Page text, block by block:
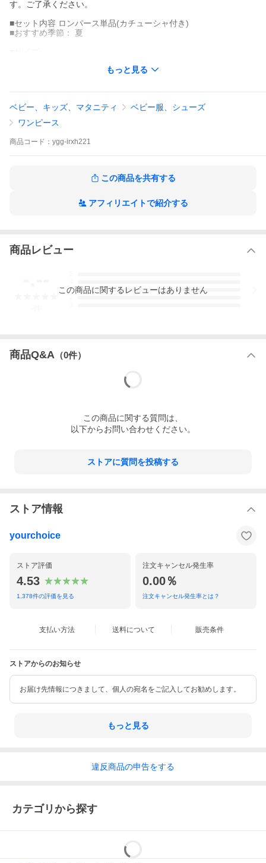
す。ご了承ください。
■セット内容 ロンパース単品(カチューシャ付き)
■おすすめ季節： 夏
80cm: 着丈 :47cm バスト:33cm 袖丈:20cm おすすめ身長70-80cm
90cm: 着丈 :50cm バスト:34cm 袖丈:21cm おすすめ身長80-90cm
※実寸は商品によって（1-3cm前後）に誤差が生じる場合がござい
ますがので、予めご了承くださいませ。
もっと見る
ベビー、キッズ、マタニティ
ベビー服、シューズ
ワンピース
商品 コード： ygg-irxh221
この商品を共有する
アフィリエイトで紹介する
商品レビュー
3
この商品に関するレビューはありません
商品Q&A （0件）
この商品に関する質問は、
以下からお問い合わせください。
ストアに質問を投稿する
ストア情報
yourchoice
ストア評価
4.53
1,378件の評価を見る
注文キャンセル発生率
0.00％
注文キャンセル発生率とは？
支払い方法 送料について 販売条件
ストアからのお知らせ
お届け先情報につきまして、個人の宛名をご記入してお勧めします。
もっと見る
違反商品の申告をする
カテゴリから探す